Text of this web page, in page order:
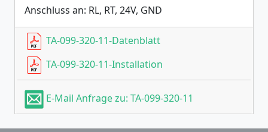
Anschluss an: RL, RT, 24V, GND
TA-099-320-11-Datenblatt
TA-099-320-11-Installation
E-Mail Anfrage zu: TA-099-320-11